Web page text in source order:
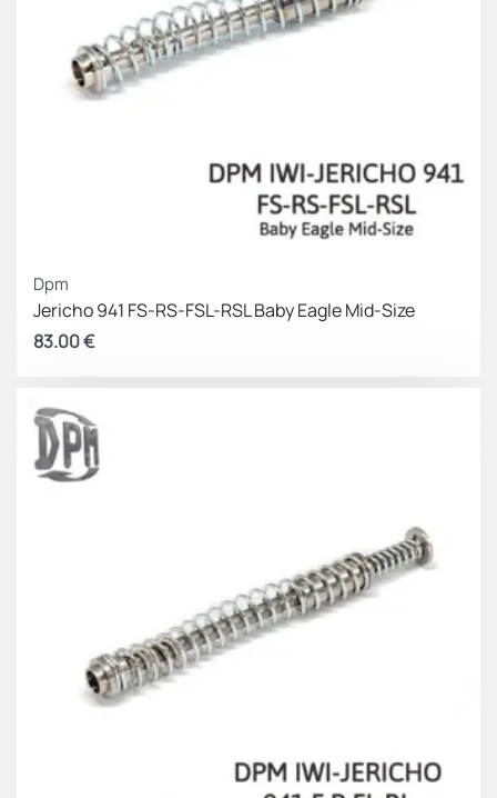
Dpm
Jericho 941 FS-RS-FSL-RSL Baby Eagle Mid-Size
83.00€